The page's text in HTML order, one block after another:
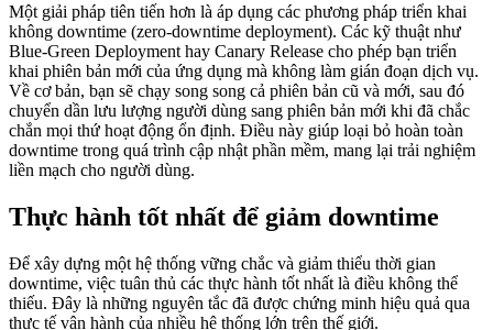
Một giải pháp tiên tiến hơn là áp dụng các phương pháp triển khai
không downtime (zero-downtime deployment). Các kỹ thuật như
Blue-Green Deployment hay Canary Release cho phép bạn triển
khai phiên bản mới của ứng dụng mà không làm gián đoạn dịch vụ.
Về cơ bản, bạn sẽ chạy song song cả phiên bản cũ và mới, sau đó
chuyển dần lưu lượng người dùng sang phiên bản mới khi đã chắc
chắn mọi thứ hoạt động ổn định. Điều này giúp loại bỏ hoàn toàn
downtime trong quá trình cập nhật phần mềm, mang lại trải nghiệm
liền mạch cho người dùng.
Thực hành tốt nhất để giảm downtime
Để xây dựng một hệ thống vững chắc và giảm thiểu thời gian
downtime, việc tuân thủ các thực hành tốt nhất là điều không thể
thiếu. Đây là những nguyên tắc đã được chứng minh hiệu quả qua
thực tế vận hành của nhiều hệ thống lớn trên thế giới.